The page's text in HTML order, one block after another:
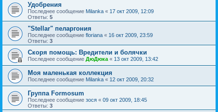
Удобрения
Последнее сообщение Milanka « 17 окт 2009, 12:09
Ответы: 5
"Stellar" пеларгония
Последнее сообщение floriana « 16 окт 2009, 23:59
Ответы: 3
Скоря помощь: Вредители и болячки
Последнее сообщение ДюДюка « 13 окт 2009, 13:42
Моя маленькая коллекция
Последнее сообщение Milanka « 12 окт 2009, 20:32
Группа Formosum
Последнее сообщение зося « 09 окт 2009, 18:45
Ответы: 3